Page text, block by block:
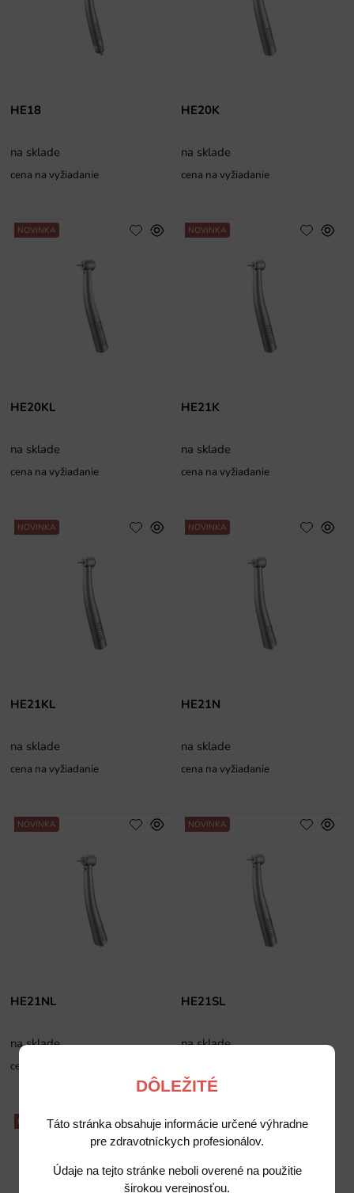
DÔLEŽITÉ
Táto stránka obsahuje informácie určené výhradne
pre zdravotníckych profesionálov.
Údaje na tejto stránke neboli overené na použitie
širokou verejnosťou.
HE18
na sklade
cena na vyžiadanie
HE20K
na sklade
cena na vyžiadanie
HE20KL
NOVINKA
na sklade
cena na vyžiadanie
HE21K
NOVINKA
na sklade
cena na vyžiadanie
HE21KL
NOVINKA
na sklade
cena na vyžiadanie
HE21N
NOVINKA
na sklade
cena na vyžiadanie
HE21NL
NOVINKA
na sklade
cena na vyžiadanie
HE21SL
NOVINKA
na sklade
NOVINKA NOVINKA